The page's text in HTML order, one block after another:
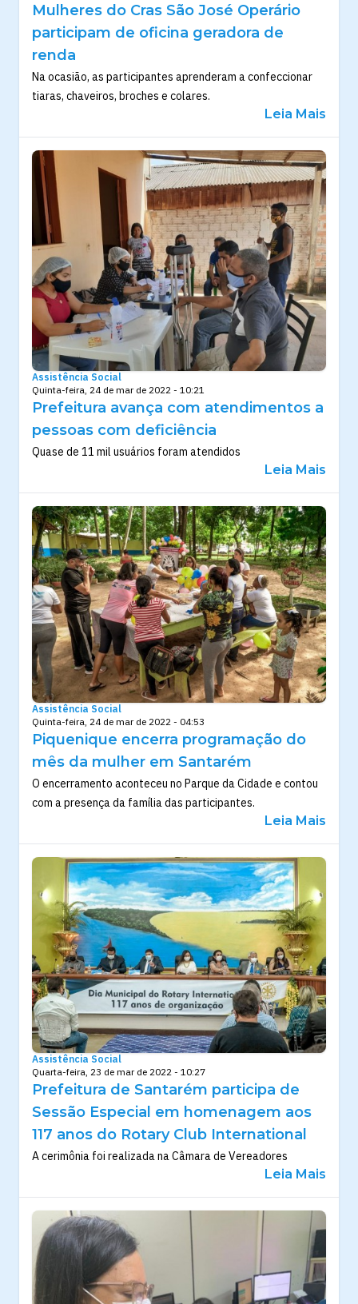
Mulheres do Cras São José Operário
participam de oficina geradora de
renda
Na ocasião, as participantes aprenderam a confeccionar
tiaras, chaveiros, broches e colares.
Leia Mais
Assistência Social
Quinta-feira, 24 de mar de 2022 - 10:21
Prefeitura avança com atendimentos a
pessoas com deficiência
Quase de 11 mil usuários foram atendidos
Leia Mais
Assistência Social
Quinta-feira, 24 de mar de 2022 - 04:53
Piquenique encerra programação do
mês da mulher em Santarém
O encerramento aconteceu no Parque da Cidade e contou
com a presença da família das participantes.
Leia Mais
Assistência Social
Quarta-feira, 23 de mar de 2022 - 10:27
Prefeitura de Santarém participa de
Sessão Especial em homenagem aos
117 anos do Rotary Club International
A cerimônia foi realizada na Câmara de Vereadores
Leia Mais